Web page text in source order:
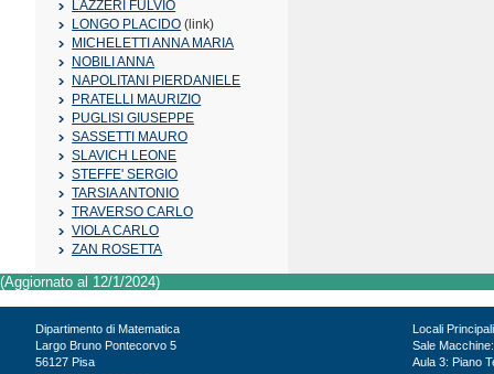
LAZZERI FULVIO
LONGO PLACIDO (link)
MICHELETTI ANNA MARIA
NOBILI ANNA
NAPOLITANI PIERDANIELE
PRATELLI MAURIZIO
PUGLISI GIUSEPPE
SASSETTI MAURO
SLAVICH LEONE
STEFFE' SERGIO
TARSIA ANTONIO
TRAVERSO CARLO
VIOLA CARLO
ZAN ROSETTA
(Aggiornato al 12/1/2024)
Dipartimento di Matematica
Largo Bruno Pontecorvo 5
56127 Pisa
Locali
Sale
Aula 3: Piano